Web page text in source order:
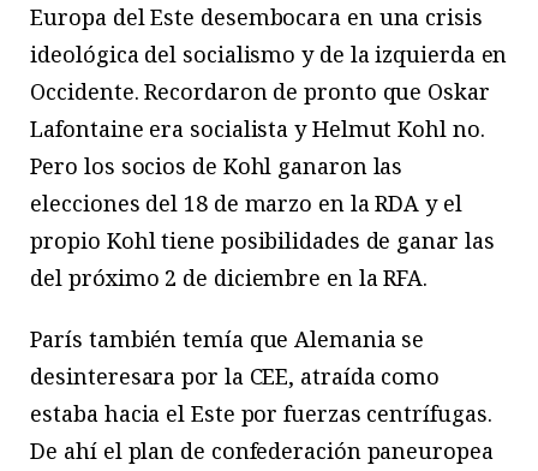
Europa del Este desembocara en una crisis
ideológica del socialismo y de la izquierda en
Occidente. Recordaron de pronto que Oskar
Lafontaine era socialista y Helmut Kohl no.
Pero los socios de Kohl ganaron las
elecciones del 18 de marzo en la RDA y el
propio Kohl tiene posibilidades de ganar las
del próximo 2 de diciembre en la RFA.
París también temía que Alemania se
desinteresara por la CEE, atraída como
estaba hacia el Este por fuerzas centrífugas.
De ahí el plan de confederación paneuropea